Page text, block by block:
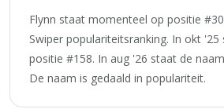
Flynn staat momenteel op positie
Swiper populariteitsranking. In okt '25
positie #158. In aug '26 staat de
De naam is gedaald in populariteit.